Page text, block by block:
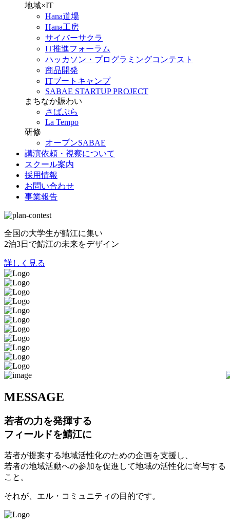
地域×IT
Hana道場
Hana工房
サイバーサクラ
IT推進フォーラム
ハッカソン・プログラミングコンテスト
商品開発
ITブートキャンプ
SABAE STARTUP PROJECT
まちなか賑わい
さばぷら
La Tempo
研修
オープンSABAE
講演依頼・視察について
スクール案内
採用情報
お問い合わせ
事業報告
全国の大学生が鯖江に集い
2泊3日で鯖江の未来をデザイン
詳しく見る
MESSAGE
若者の力を発揮する
フィールドを鯖江に
若者が提案する地域活性化のための企画を支援し、
若者の地域活動への参加を促進して地域の活性化に寄与する
こと。
それが、エル・コミュニティの目的です。